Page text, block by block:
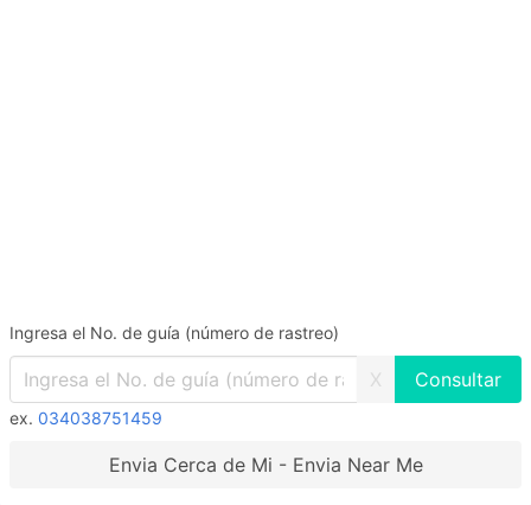
Ingresa el No. de guía (número de rastreo)
X
ex. 034038751459
Envia Cerca de Mi - Envia Near Me